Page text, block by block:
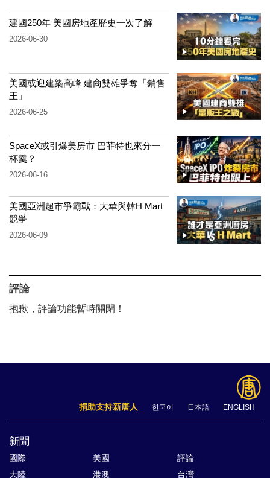
建國250年 美國房地產歷史一次了解
2026-06-30
美國或迎建築高峰 建商雙雄爭奪「銷售
王」
2026-06-25
SpaceX或引爆美房市 巴菲特也來分一
杯羹？
2026-06-16
美國亞洲超市爭霸戰：大華與韓H Mart
競爭
2026-06-09
評論
抱歉，評論功能暫時關閉！
捐助支持新唐人 한국어 日本語 ENGLISH
新聞
國際 美國
評論
大陸
港澳
台灣